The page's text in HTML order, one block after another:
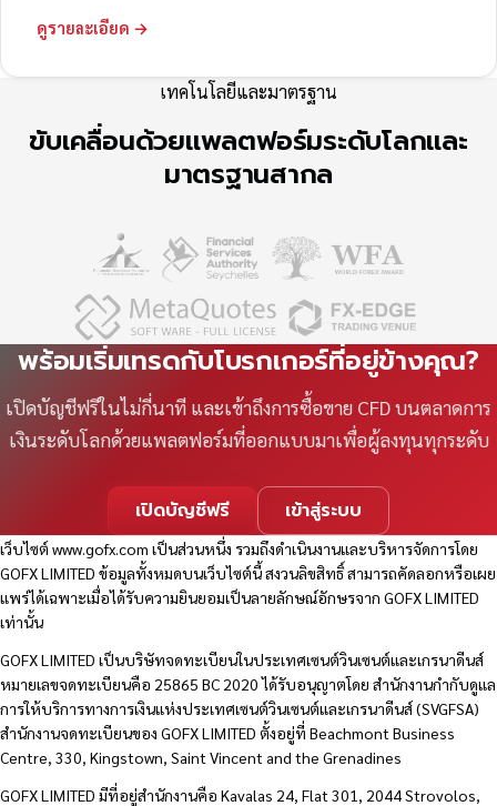
ดูรายละเอียด →
เทคโนโลยีและมาตรฐาน
ขับเคลื่อนด้วยแพลตฟอร์มระดับโลกและ
มาตรฐานสากล
พร้อมเริ่มเทรดกับโบรกเกอร์ที่อยู่ข้างคุณ?
เปิดบัญชีฟรีในไม่กี่นาที และเข้าถึงการซื้อขาย CFD บนตลาดการ
เงินระดับโลกด้วยแพลตฟอร์มที่ออกแบบมาเพื่อผู้ลงทุนทุกระดับ
เปิดบัญชีฟรี เข้าสู่ระบบ
เว็บไซต์www.gofx.com เป็นส่วนหนึ่ง รวมถึงดำเนินงานและบริหารจัดการโดย
GOFX LIMITED ข้อมูลทั้งหมดบนเว็บไซต์นี้ สงวนลิขสิทธิ์ สามารถคัดลอกหรือเผย
แพร่ได้เฉพาะเมื่อได้รับความยินยอมเป็นลายลักษณ์อักษรจาก GOFX LIMITED
เท่านั้น
GOFX LIMITED เป็นบริษัทจดทะเบียนในประเทศเซนต์วินเซนต์และเกรนาดีนส์
หมายเลขจดทะเบียนคือ 25865 BC 2020 ได้รับอนุญาตโดย สำนักงานกำกับดูแล
การให้บริการทางการเงินแห่งประเทศเซนต์วินเซนต์และเกรนาดีนส์ (SVGFSA)
สำนักงานจดทะเบียนของ GOFX LIMITED ตั้งอยู่ที่ Beachmont Business
Centre, 330, Kingstown, Saint Vincent and the Grenadines
GOFX LIMITED มีที่อยู่สำนักงานคือ Kavalas 24, Flat 301, 2044 Strovolos,